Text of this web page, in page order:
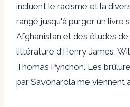
incluent le racisme et la
rangé jusqu'à purger un livre
Afghanistan et des études
littérature d'Henry James,
Thomas Pynchon. Les
par Savonarola me viennent